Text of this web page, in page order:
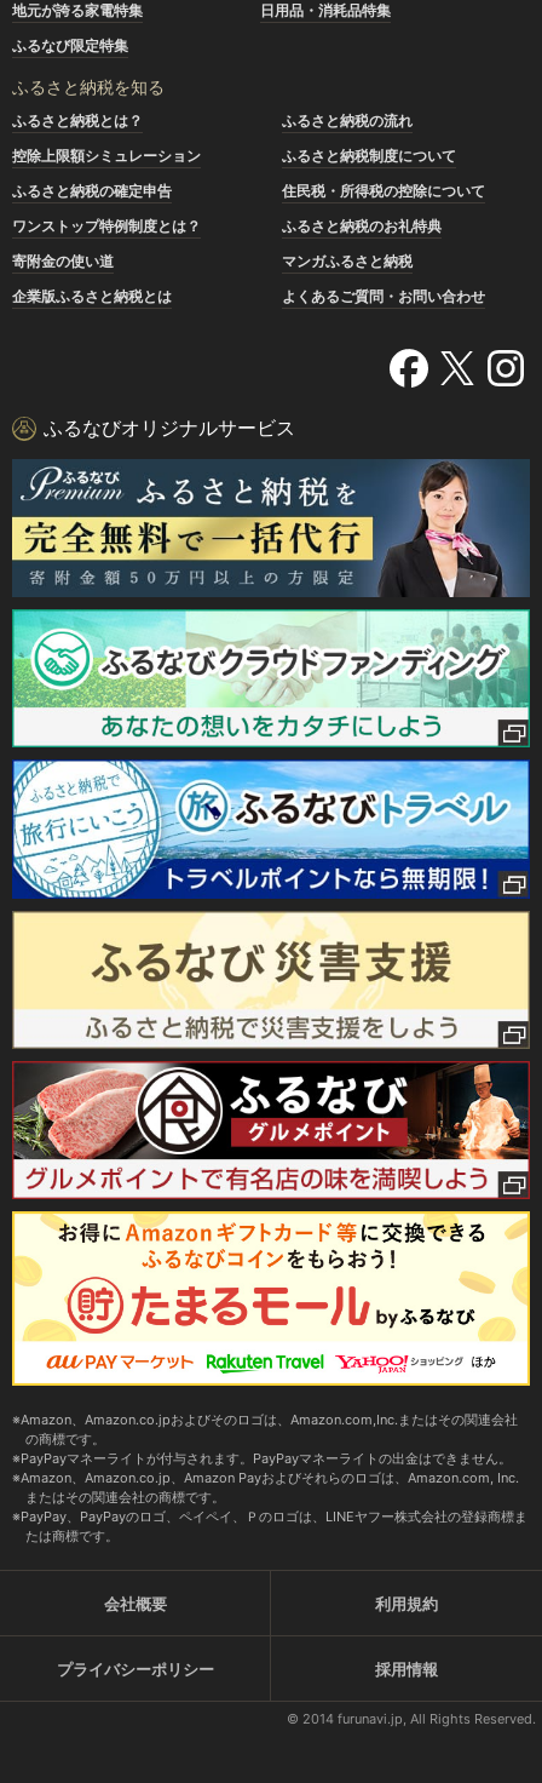
地元が誇る家電特集
日用品・消耗品特集
ふるなび限定特集
ふるさと納税を知る
ふるさと納税とは？
ふるさと納税の流れ
控除上限額シミュレーション
ふるさと納税制度について
ふるさと納税の確定申告
住民税・所得税の控除について
ワンストップ特例制度とは？
ふるさと納税のお礼特典
寄附金の使い道
マンガふるさと納税
企業版ふるさと納税とは
よくあるご質問・お問い合わせ
ふるなびオリジナルサービス
Amazon、Amazon.co.jpおよびそのロゴは、Amazon.com,Inc.またはその関連会社
の商標です。
PayPayマネーライトが付与されます。PayPayマネーライトの出金はできません。
Amazon、Amazon.co.jp、Amazon Payおよびそれらのロゴは、Amazon.com, Inc.
またはその関連会社の商標です。
PayPay、PayPayのロゴ、ペイペイ、Ｐのロゴは、LINEヤフー株式会社の登録商標ま
たは商標です。
会社概要 利用規約
プライバシーポリシー 採用情報
© 2014 furunavi.jp, All Rights Reserved.